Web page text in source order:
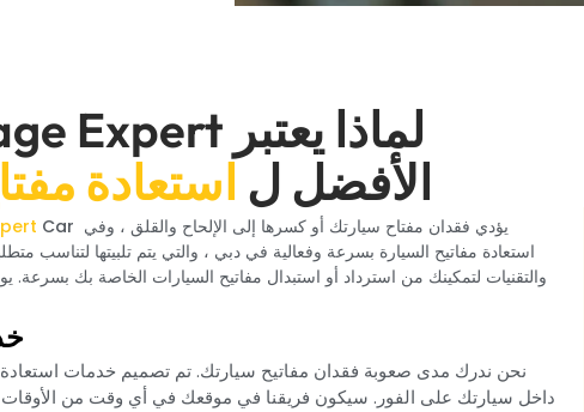
الأفضل ل‏ ‏استعادة
‏يؤدي فقدان مفتاح سيارتك أو كسرها إلى الإلحاح والقلق ، وفي ‏
استعادة مفاتيح السيارة بسرعة وفعالية في دبي ، والتي يتم تلبيتها لتناسب
‏نحن ندرك مدى صعوبة فقدان مفاتيح سيارتك. تم تصميم خدمات استعادة
داخل سيارتك على الفور. سيكون فريقنا في موقعك في أي وقت من